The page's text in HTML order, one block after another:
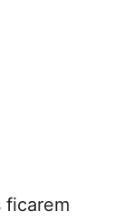
ficarem